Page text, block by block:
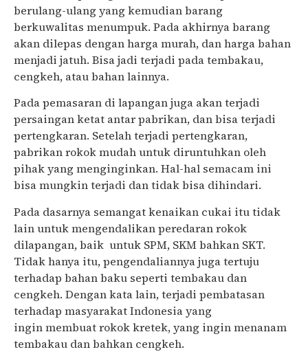
berulang-ulang yang kemudian barang
berkuwalitas menumpuk. Pada akhirnya barang
akan dilepas dengan harga murah, dan harga bahan
menjadi jatuh. Bisa jadi terjadi pada tembakau,
cengkeh, atau bahan lainnya.
Pada pemasaran di lapangan juga akan terjadi
persaingan ketat antar pabrikan, dan bisa terjadi
pertengkaran. Setelah terjadi pertengkaran,
pabrikan rokok mudah untuk diruntuhkan oleh
pihak yang menginginkan. Hal-hal semacam ini
bisa mungkin terjadi dan tidak bisa dihindari.
Pada dasarnya semangat kenaikan cukai itu tidak
lain untuk mengendalikan peredaran rokok
dilapangan, baik untuk SPM, SKM bahkan SKT.
Tidak hanya itu, pengendaliannya juga tertuju
terhadap bahan baku seperti tembakau dan
cengkeh. Dengan kata lain,terjadi pembatasan
terhadap masyarakat Indonesiayang
inginmembuat rokok kretek,yang inginmenanam
tembakau dan bahkan cengkeh.